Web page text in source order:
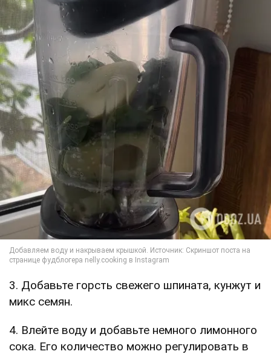
3. Добавьте горсть свежего шпината, кунжут и
микс семян.
4. Влейте воду и добавьте немного лимонного
сока. Его количество можно регулировать в